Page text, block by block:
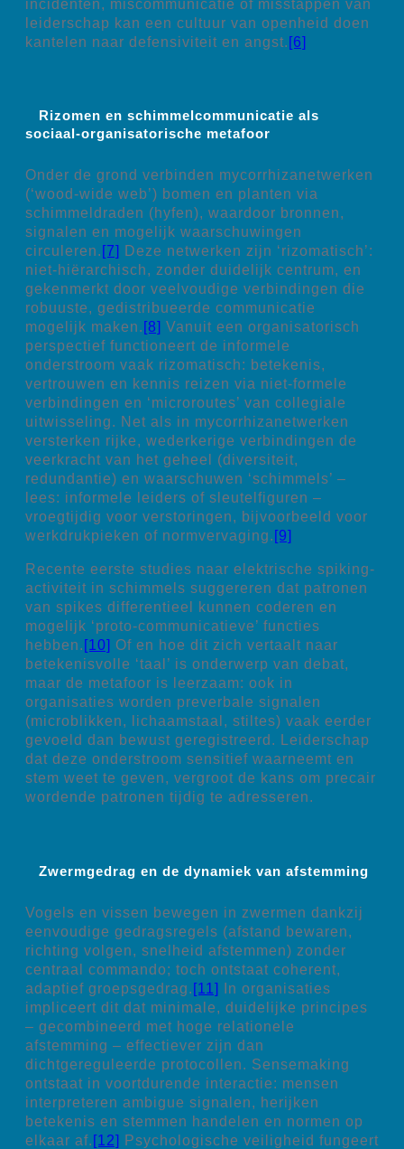
incidenten, miscommunicatie of misstappen van
leiderschap kan een cultuur van openheid doen
kantelen naar defensiviteit en angst.[6]
Rizomen en schimmelcommunicatie als
sociaal-organisatorische metafoor
Onder de grond verbinden mycorrhizanetwerken
(‘wood-wide web’) bomen en planten via
schimmeldraden (hyfen), waardoor bronnen,
signalen en mogelijk waarschuwingen
circuleren.[7] Deze netwerken zijn ‘rizomatisch’:
niet-hiërarchisch, zonder duidelijk centrum, en
gekenmerkt door veelvoudige verbindingen die
robuuste, gedistribueerde communicatie
mogelijk maken.[8] Vanuit een organisatorisch
perspectief functioneert de informele
onderstroom vaak rizomatisch: betekenis,
vertrouwen en kennis reizen via niet-formele
verbindingen en ‘microroutes’ van collegiale
uitwisseling. Net als in mycorrhizanetwerken
versterken rijke, wederkerige verbindingen de
veerkracht van het geheel (diversiteit,
redundantie) en waarschuwen ‘schimmels’ –
lees: informele leiders of sleutelfiguren –
vroegtijdig voor verstoringen, bijvoorbeeld voor
werkdrukpieken of normvervaging.[9]
Recente eerste studies naar elektrische spiking-
activiteit in schimmels suggereren dat patronen
van spikes differentieel kunnen coderen en
mogelijk ‘proto-communicatieve’ functies
hebben.[10] Of en hoe dit zich vertaalt naar
betekenisvolle ‘taal’ is onderwerp van debat,
maar de metafoor is leerzaam: ook in
organisaties worden preverbale signalen
(microblikken, lichaamstaal, stiltes) vaak eerder
gevoeld dan bewust geregistreerd. Leiderschap
dat deze onderstroom sensitief waarneemt en
stem weet te geven, vergroot de kans om precair
wordende patronen tijdig te adresseren.
Zwermgedrag en de dynamiek van afstemming
Vogels en vissen bewegen in zwermen dankzij
eenvoudige gedragsregels (afstand bewaren,
richting volgen, snelheid afstemmen) zonder
centraal commando; toch ontstaat coherent,
adaptief groepsgedrag.[11] In organisaties
impliceert dit dat minimale, duidelijke principes
– gecombineerd met hoge relationele
afstemming – effectiever zijn dan
dichtgereguleerde protocollen. Sensemaking
ontstaat in voortdurende interactie: mensen
interpreteren ambigue signalen, herijken
betekenis en stemmen handelen en normen op
elkaar af.[12] Psychologische veiligheid fungeert